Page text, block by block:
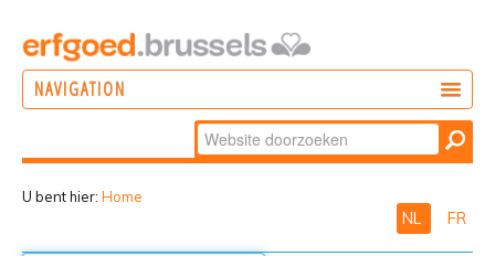
NAVIGATION
Zoek
Geavanceerd
U bent hier: Home
NL FR